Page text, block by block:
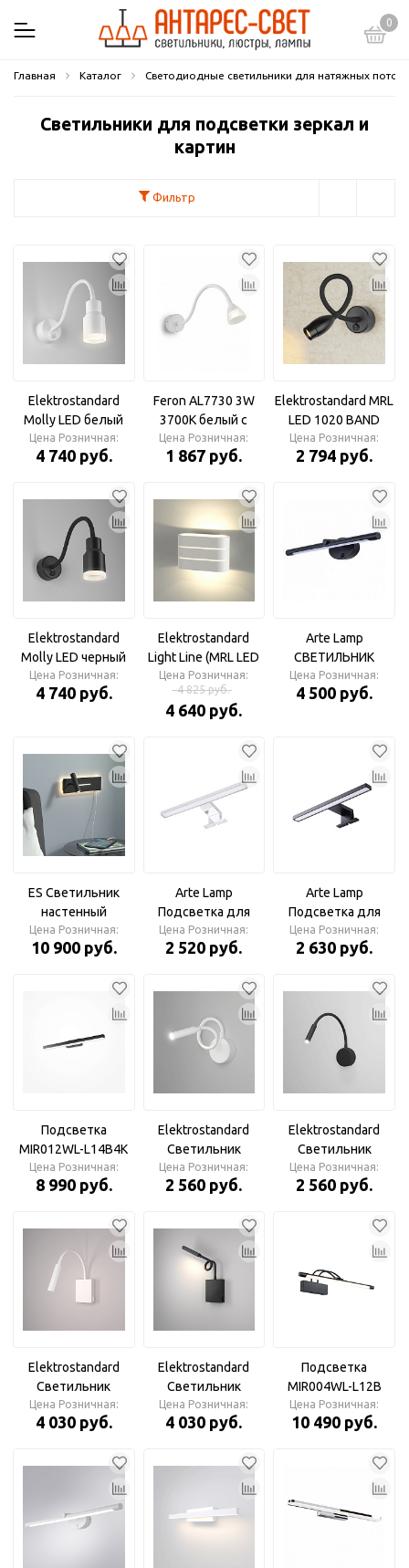
0
Главная Каталог Светодиодные светильники для натяжных
Светильники для подсветки зеркал и
картин
Фильтр
Elektrostandard
Molly LED белый
(MRL LED 1015)
Цена Розничная:
4 740 руб.
Feron AL7730 3W
3700K белый с
выключателем
Подсветка
Цена Розничная:
1 867 руб.
Elektrostandard MRL
LED 1020 BAND
черный Светильник
настенный
Цена Розничная:
2 794 руб.
Elektrostandard
Molly LED черный
(MRL LED 1015)
Цена Розничная:
4 740 руб.
Elektrostandard
Light Line (MRL LED
1248) белый
Подсветка
Цена Розничная:
4 825 руб.
4 640 руб.
Arte Lamp
СВЕТИЛЬНИК
НАСТЕННЫЙ
A8025AP-1BK
Цена Розничная:
4 500 руб.
ES Светильник
настенный
поворотный Tuo
15W 4000К черный
Цена Розничная:
10 900 руб.
Arte Lamp
Подсветка для
зеркал A2737AP-
1CC STECCA
Цена Розничная:
2 520 руб.
Arte Lamp
Подсветка для
зеркал A2737AP-
1BK STECCA
Цена Розничная:
2 630 руб.
Подсветка
MIR012WL-L14B4K
Maytoni
Цена Розничная:
8 990 руб.
Elektrostandard
Светильник
настенный
светодиодный
белый 40117/LED
Цена Розничная:
2 560 руб.
Elektrostandard
Светильник
настенный
светодиодный
черный 40117/LED
Цена Розничная:
2 560 руб.
Elektrostandard
Светильник
настенный
светодиодный
белый 40118/LED
Цена Розничная:
4 030 руб.
Elektrostandard
Светильник
настенный
светодиодный
черный 40118/LED
Цена Розничная:
4 030 руб.
Подсветка
MIR004WL-L12B
Maytoni
Цена Розничная:
10 490 руб.